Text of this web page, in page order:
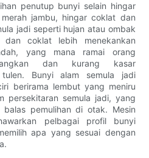
penutup bunyi selain hingar
jambu, hingar coklat dan
jadi seperti hujan atau ombak
coklat lebih menekankan
yang mana ramai orang
dan kurang kasar
Bunyi alam semula jadi
berirama lembut yang meniru
persekitaran semula jadi, yang
pemulihan di otak. Mesin
pelbagai profil bunyi
apa yang sesuai dengan